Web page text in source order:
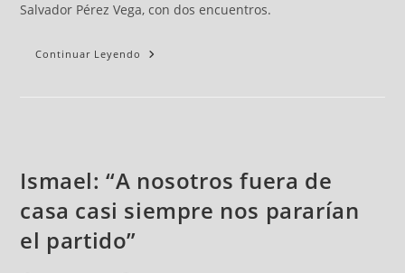
Salvador Pérez Vega, con dos encuentros.
Continuar Leyendo
Ismael: “A nosotros fuera de
casa casi siempre nos pararían
el partido”